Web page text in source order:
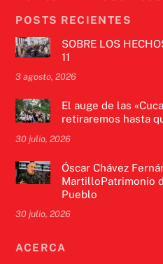
POSTS RECIENTES
SOBRE LOS
11
3 agosto, 2026
El auge de las
retiraremos hasta
30 julio, 2026
Óscar Chávez
MartilloPatrimonio
Pueblo
30 julio, 2026
ACERCA